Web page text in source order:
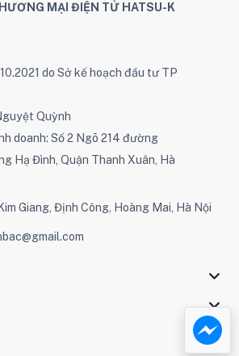
MẠI ĐIỆN TỬ HATSU-K
do Sở kế hoạch đầu tư TP
Quỳnh
doanh: Số 2 Ngõ 214 đường
Hạ Đình, Quận Thanh Xuân, Hà
Giang, Định Công, Hoàng Mai, Hà Nội